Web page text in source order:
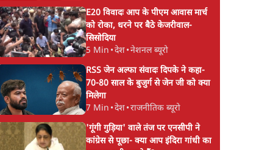
E20 विवादः आप के पीएम आवास मार्च
को रोका, धरने पर बैठे केजरीवाल-
सिसोदिया
5 Min •देश•नेशनल ब्यूरो
RSS जेन अल्फा संवादः दिपके ने कहा-
70-80 साल के बुजुर्ग से जेन जी को क्या
मिलेगा
7 Min •देश•राजनीतिक ब्यूरो
'गूंगी गुड़िया' वाले तंज पर एनसीपी ने
कांग्रेस से पूछा- क्या आप इंदिरा गांधी का